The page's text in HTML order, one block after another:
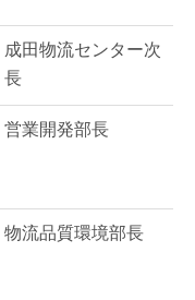
成田物流センター次
長
営業開発部長
物流品質環境部長